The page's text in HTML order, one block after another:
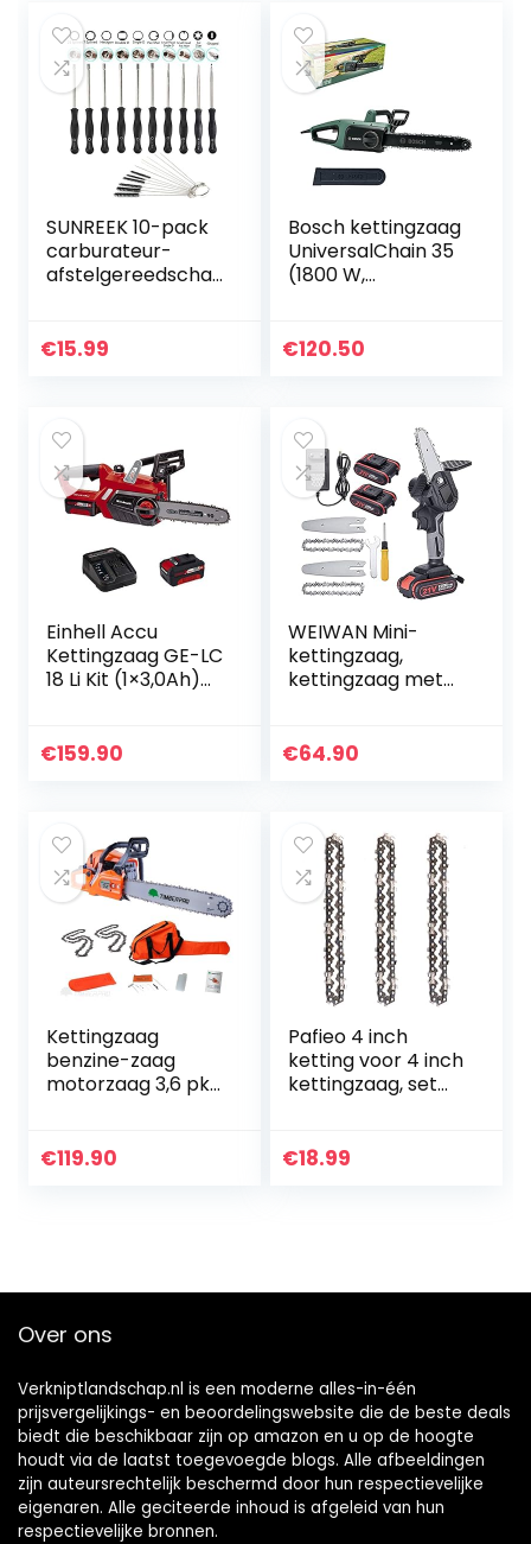
SUNREEK 10-pack
carburateur-
afstelgereedscha
reinigingsborsteln
€15.99
Bosch kettingzaag
UniversalChain 35
(1800 W,
kettingsnelheid:
€120.50
Einhell Accu
Kettingzaag GE-LC
18 Li Kit (1×3,0Ah)
zwaardlengte, 23
€159.90
WEIWAN Mini-
kettingzaag,
kettingzaag met
kettingzaag met
€64.90
Kettingzaag
benzine-zaag
motorzaag 3,6 pk
2 kettingen
€119.90
Pafieo 4 inch
ketting voor 4 inch
kettingzaag, set
€18.99
Over ons
Verkniptlandschap.nl is een moderne alles-in-één
prijsvergelijkings- en beoordelingswebsite die de beste deals
biedt die beschikbaar zijn op amazon en u op de hoogte
houdt via de laatst toegevoegde blogs. Alle afbeeldingen
zijn auteursrechtelijk beschermd door hun respectievelijke
eigenaren. Alle geciteerde inhoud is afgeleid van hun
respectievelijke bronnen.